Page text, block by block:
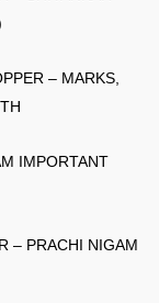
– MARKS,
IMPORTANT
– PRACHI NIGAM